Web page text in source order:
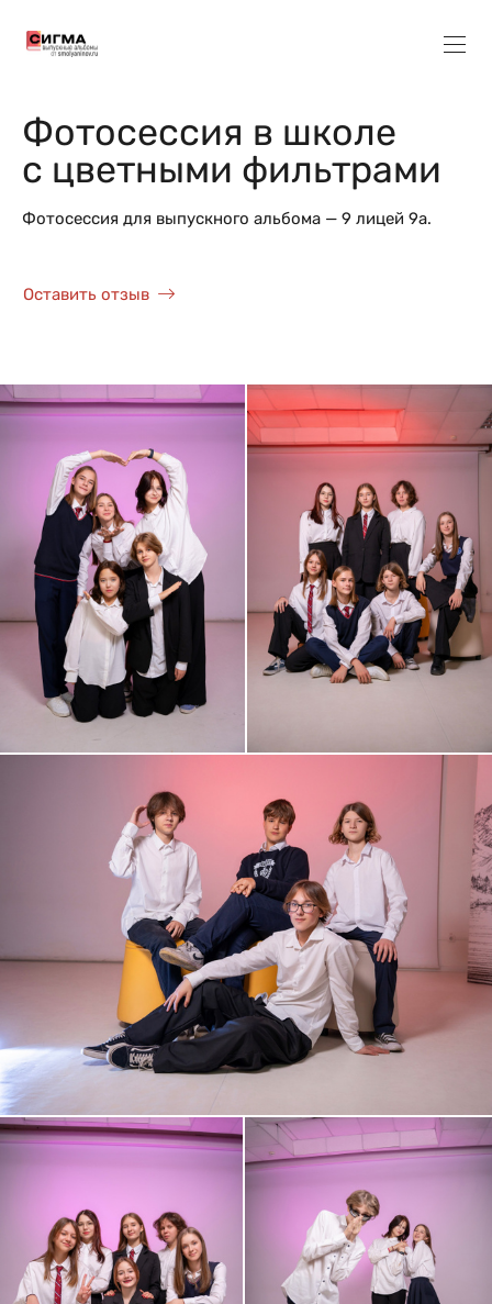
Фотосессия в школе
с цветными фильтрами
Фотосессия для выпускного альбома — 9 лицей 9а.
Оставить отзыв